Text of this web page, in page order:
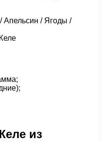
Апельсин / Ягоды /
из